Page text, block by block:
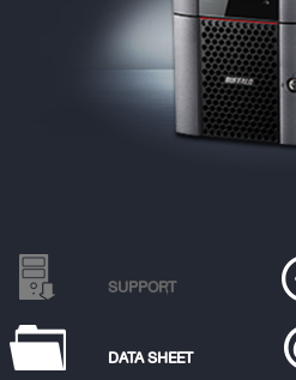
SUPPORT
DATA SHEET